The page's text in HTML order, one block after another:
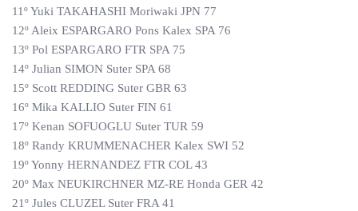
11º Yuki TAKAHASHI Moriwaki JPN 77
12º Aleix ESPARGARO Pons Kalex SPA 76
13º Pol ESPARGARO FTR SPA 75
14º Julian SIMON Suter SPA 68
15º Scott REDDING Suter GBR 63
16º Mika KALLIO Suter FIN 61
17º Kenan SOFUOGLU Suter TUR 59
18º Randy KRUMMENACHER Kalex SWI 52
19º Yonny HERNANDEZ FTR COL 43
20º Max NEUKIRCHNER MZ-RE Honda GER 42
21º Jules CLUZEL Suter FRA 41